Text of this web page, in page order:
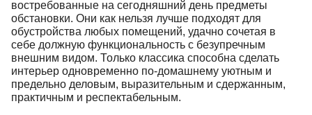
востребованные на сегодняшний день предметы
обстановки. Они как нельзя лучше подходят для
обустройства любых помещений, удачно сочетая в
себе должную функциональность с безупречным
внешним видом. Только классика способна сделать
интерьер одновременно по-домашнему уютным и
предельно деловым, выразительным и сдержанным,
практичным и респектабельным.